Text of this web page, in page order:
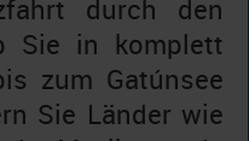
durch den
Sie in komplett
zum Gatúnsee
Sie Länder wie